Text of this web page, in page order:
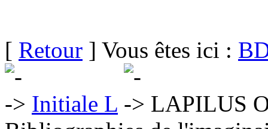
[ Retour ] Vous êtes ici :
Initiale L
LAPILUS